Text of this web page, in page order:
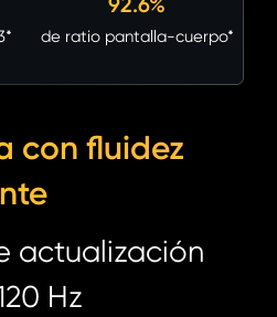
de ratio pantalla-cuerpo*
con fluidez
actualización
Hz